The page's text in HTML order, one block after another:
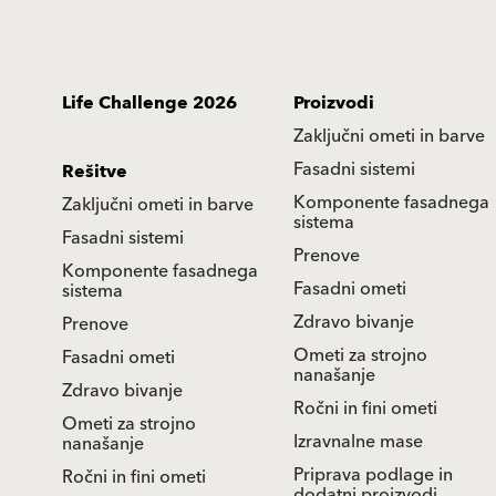
Life Challenge 2026
Proizvodi
Zaključni ometi in barve
Fasadni sistemi
Komponente fasadnega
sistema
Prenove
Fasadni ometi
Zdravo bivanje
Ometi za strojno
nanašanje
Ročni in fini ometi
Izravnalne mase
Priprava podlage in
Rešitve
Zaključni ometi in barve
Fasadni sistemi
Komponente fasadnega
sistema
Prenove
Fasadni ometi
Zdravo bivanje
Ometi za strojno
nanašanje
Ročni in fini ometi